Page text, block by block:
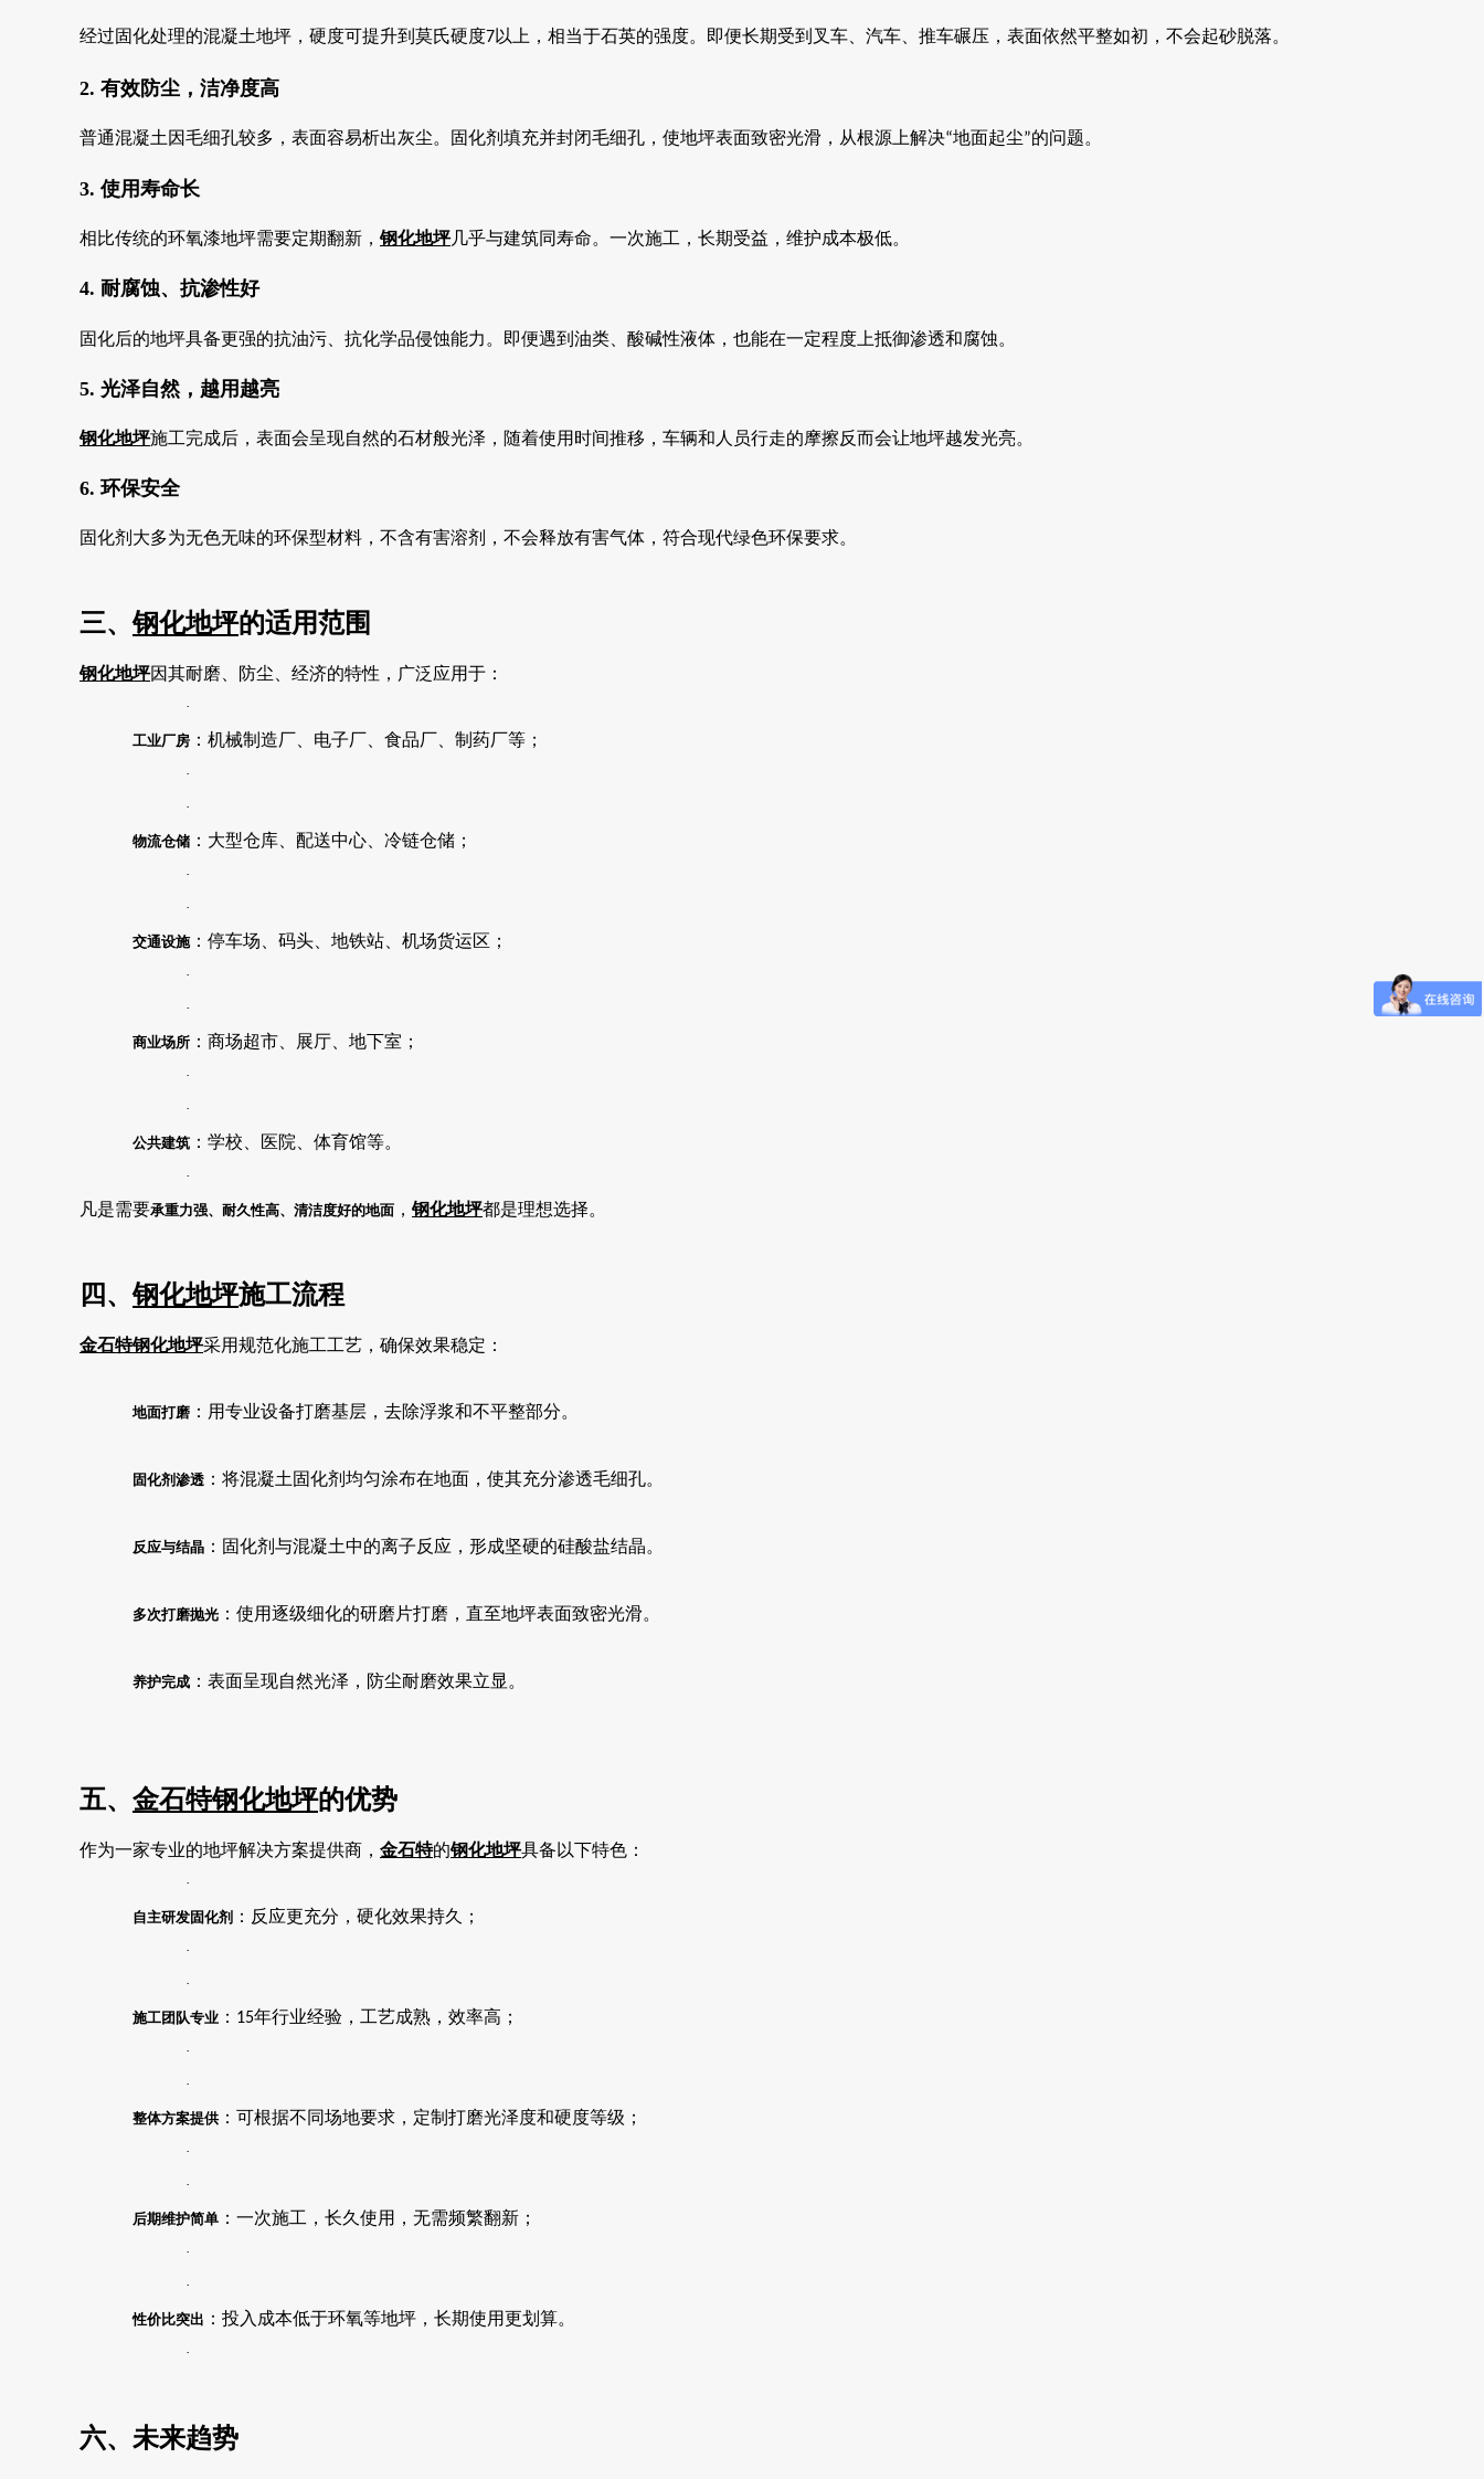
经过固化处理的混凝土地坪，硬度可提升到莫氏硬度7以上，相当于石英的强度。即便长期受到叉车、汽车、推车碾压，表面依然平整如初，不会起砂脱落。
2. 有效防尘，洁净度高
普通混凝土因毛细孔较多，表面容易析出灰尘。固化剂填充并封闭毛细孔，使地坪表面致密光滑，从根源上解决“地面起尘”的问题。
3. 使用寿命长
相比传统的环氧漆地坪需要定期翻新，钢化地坪几乎与建筑同寿命。一次施工，长期受益，维护成本极低。
4. 耐腐蚀、抗渗性好
固化后的地坪具备更强的抗油污、抗化学品侵蚀能力。即便遇到油类、酸碱性液体，也能在一定程度上抵御渗透和腐蚀。
5. 光泽自然，越用越亮
钢化地坪施工完成后，表面会呈现自然的石材般光泽，随着使用时间推移，车辆和人员行走的摩擦反而会让地坪越发光亮。
6. 环保安全
固化剂大多为无色无味的环保型材料，不含有害溶剂，不会释放有害气体，符合现代绿色环保要求。
三、钢化地坪的适用范围
钢化地坪因其耐磨、防尘、经济的特性，广泛应用于：
·
工业厂房 ：机械制造厂、电子厂、食品厂、制药厂等；
·
·
物流仓储 ：大型仓库、配送中心、冷链仓储；
·
·
交通设施：停车场、码头、地铁站、机场货运区；
·
·
商业场所 ：商场超市、展厅、地下室；
·
·
公共建筑 ：学校、医院、体育馆等。
·
凡是需要承重力强、耐久性高、清洁度好的地面 ，钢化地坪都是理想选择。
四、钢化地坪施工流程
金石特钢化地坪采用规范化施工工艺，确保效果稳定：
地面打磨 ：用专业设备打磨基层，去除浮浆和不平整部分。
固化剂渗透 ：将混凝土固化剂均匀涂布在地面，使其充分渗透毛细孔。
反应与结晶 ：固化剂与混凝土中的离子反应，形成坚硬的硅酸盐结晶。
多次打磨抛光 ：使用逐级细化的研磨片打磨，直至地坪表面致密光滑。
养护完成 ：表面呈现自然光泽，防尘耐磨效果立显。
五、 金石特钢化地坪的优势
作为一家专业的地坪解决方案提供商， 金石特的钢化地坪具备以下特色：
·
自主研发固化剂 ：反应更充分，硬化效果持久；
·
·
施工团队专业 ： 15年行业经验，工艺成熟，效率高；
·
·
整体方案提供：可根据不同场地要求，定制打磨光泽度和硬度等级；
·
·
后期维护简单 ：一次施工，长久使用，无需频繁翻新；
·
·
性价比突出 ：投入成本低于环氧等地坪，长期使用更划算。
·
六、未来趋势